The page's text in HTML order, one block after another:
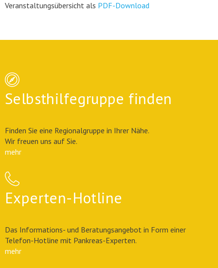
Veranstaltungsübersicht als PDF-Download
Selbsthilfegruppe finden
Finden Sie eine Regionalgruppe in Ihrer Nähe.
Wir freuen uns auf Sie.
mehr
Experten-Hotline
Das Informations- und Beratungsangebot in Form einer
Telefon-Hotline mit Pankreas-Experten.
mehr